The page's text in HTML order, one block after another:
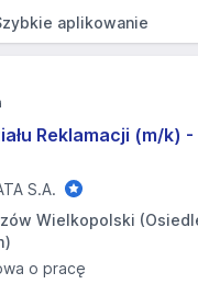
aplikowanie
Reklamacji (m/k)
S.A.
Wielkopolski
o pracę